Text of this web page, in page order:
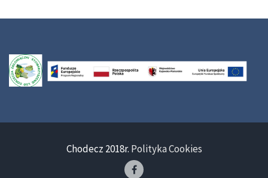
Chodecz 2018r. Polityka Cookies